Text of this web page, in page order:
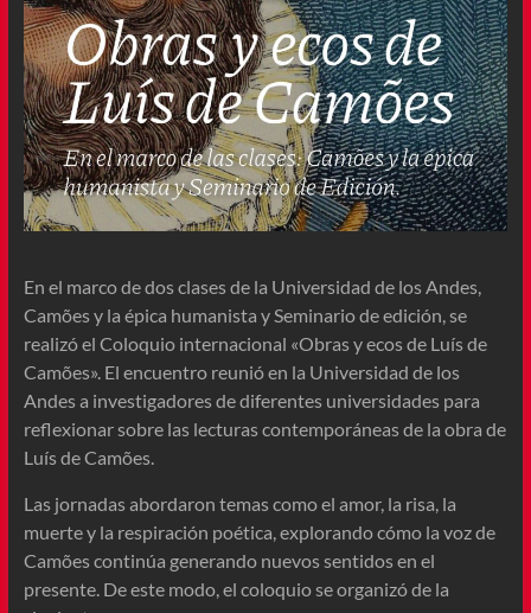
En el marco de dos clases de la Universidad de los Andes,
Camões y la épica humanista y Seminario de edición, se
realizó el Coloquio internacional «Obras y ecos de Luís de
Camões». El encuentro reunió en la Universidad de los
Andes a investigadores de diferentes universidades para
reflexionar sobre las lecturas contemporáneas de la obra de
Luís de Camões.
Las jornadas abordaron temas como el amor, la risa, la
muerte y la respiración poética, explorando cómo la voz de
Camões continúa generando nuevos sentidos en el
presente. De este modo, el coloquio se organizó de la